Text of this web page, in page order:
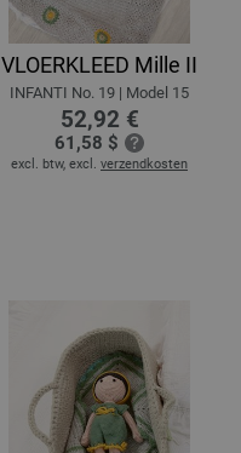
VLOERKLEED Mille II
INFANTI No. 19 | Model 15
52,92 €
61,58 $
excl. btw, excl. verzendkosten